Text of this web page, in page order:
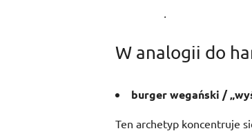
.
W analogii do
burger wegański /
Ten archetyp koncentruje